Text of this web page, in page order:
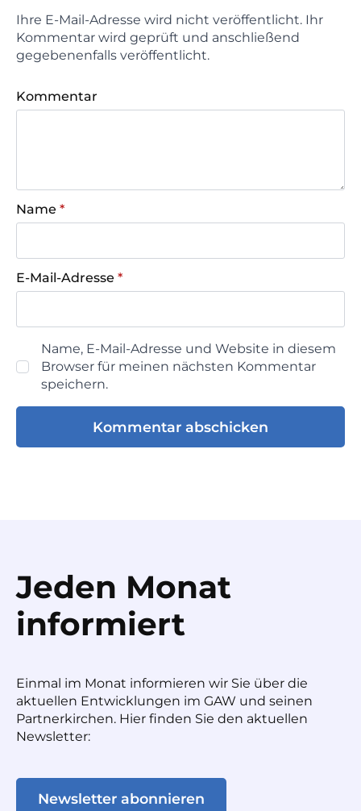
Ihre E-Mail-Adresse wird nicht veröffentlicht. Ihr
Kommentar wird geprüft und anschließend
gegebenenfalls veröffentlicht.
Kommentar
Name *
E-Mail-Adresse *
Name, E-Mail-Adresse und Website in diesem
Browser für meinen nächsten Kommentar
speichern.
Jeden Monat
informiert
Einmal im Monat informieren wir Sie über die
aktuellen Entwicklungen im GAW und seinen
Partnerkirchen. Hier finden Sie den aktuellen
Newsletter:
Newsletter abonnieren